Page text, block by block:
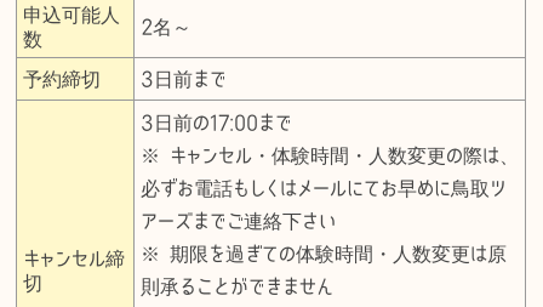
申込可能人
数
2名～
予約締切 3日前まで
キャンセル締
切
3日前の17:00まで
※ キャンセル・体験時間・人数変更の際は、
必ずお電話もしくはメールにてお早めに鳥取ツ
アーズまでご連絡下さい
※ 期限を過ぎての体験時間・人数変更は原
則承ることができません